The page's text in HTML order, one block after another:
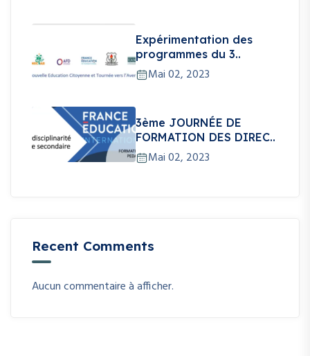
Expérimentation des
programmes du 3..
Mai 02, 2023
3ème JOURNÉE DE
FORMATION DES DIREC..
Mai 02, 2023
Recent Comments
Aucun commentaire à afficher.